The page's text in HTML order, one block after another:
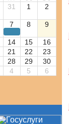
31 1 2
7 8 9
14 15
16
21 22
23
28 29
30
4 5 6